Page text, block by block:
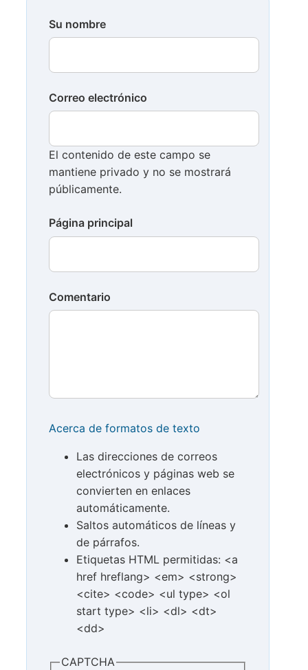
Su nombre
Correo electrónico
El contenido de este campo se
mantiene privado y no se mostrará
públicamente.
Página principal
Comentario
Acerca de formatos de texto
Las direcciones de correos
electrónicos y páginas web se
convierten en enlaces
automáticamente.
Saltos automáticos de líneas y
de párrafos.
Etiquetas HTML permitidas: <a
href hreflang> <em> <strong>
<cite> <code> <ul type> <ol
start type> <li> <dl> <dt>
<dd>
CAPTCHA